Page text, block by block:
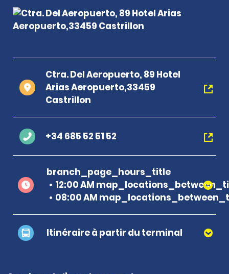
Ctra. Del Aeropuerto, 89 Hotel
Arias Aeropuerto,33459
Castrillon
+34 685 52 51 52
branch_page_hours_title
12:00 AM
08:00 AM
Itinéraire à partir du terminal